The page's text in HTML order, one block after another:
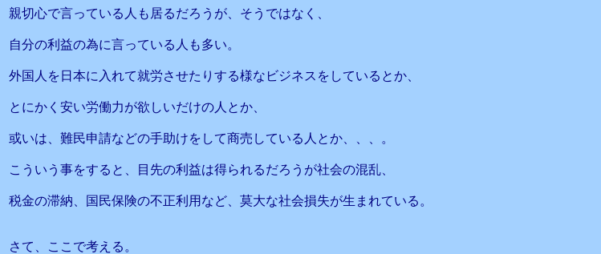
親切心で言っている人も居るだろうが、そうではなく、
自分の利益の為に言っている人も多い。
外国人を日本に入れて就労させたりする様なビジネスをしているとか、
とにかく安い労働力が欲しいだけの人とか、
或いは、難民申請などの手助けをして商売している人とか、、、。
こういう事をすると、目先の利益は得られるだろうが社会の混乱、
税金の滞納、国民保険の不正利用など、莫大な社会損失が生まれている。
さて、ここで考える。